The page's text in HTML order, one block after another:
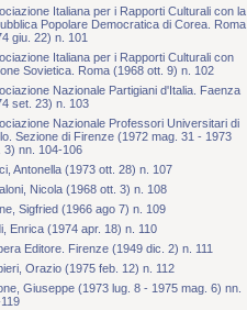
Italiana per i Rapporti Culturali con la
Popolare Democratica di Corea. Roma
giu. 22) n. 101
Italiana per i Rapporti Culturali con
Sovietica. Roma (1968 ott. 9) n. 102
Nazionale Partigiani d'Italia. Faenza
set. 23) n. 103
Nazionale Professori Universitari di
Sezione di Firenze (1972 mag. 31 - 1973
3) nn. 104-106
Antonella (1973 ott. 28) n. 107
Nicola (1968 ott. 3) n. 108
Sigfried (1966 ago 7) n. 109
Enrica (1974 apr. 18) n. 110
Editore. Firenze (1949 dic. 2) n. 111
Orazio (1975 feb. 12) n. 112
Giuseppe (1973 lug. 8 - 1975 mag. 6) nn.